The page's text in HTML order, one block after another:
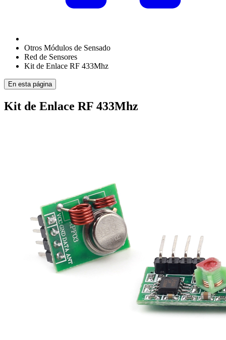
Otros Módulos de Sensado
Red de Sensores
Kit de Enlace RF 433Mhz
En esta página
Kit de Enlace RF 433Mhz